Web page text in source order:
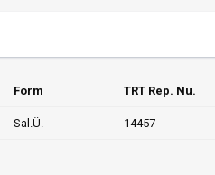
Form TRT Rep. Nu.
Sal.Ü. 14457